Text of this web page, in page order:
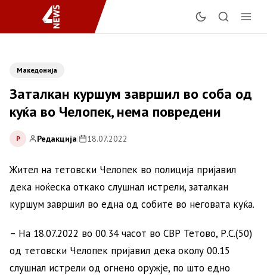
Македонија
Заталкан куршум завршил во соба од
куќа во Челопек, нема повредени
Р Редакција| 18.07.2022
Жител на тетовски Челопек во полиција пријавил
дека ноќеска откако слушнал истрели, заталкан
куршум завршил во една од собите во неговата куќа.
– На 18.07.2022 во 00.34 часот во СВР Тетово, Р.С.(50)
од тетовски Челопек пријавил дека околу 00.15
слушнал истрели од огнено оружје, по што едно